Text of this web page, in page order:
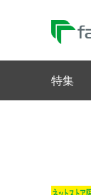
特集